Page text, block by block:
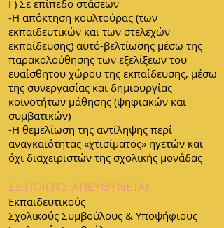
Γ) Σε επίπεδο στάσεων
-Η απόκτηση κουλτούρας (των
εκπαιδευτικών και των στελεχών
εκπαίδευσης) αυτό-βελτίωσης μέσω της
παρακολούθησης των εξελίξεων του
ευαίσθητου χώρου της εκπαίδευσης, μέσω
της συνεργασίας και δημιουργίας
κοινοτήτων μάθησης (ψηφιακών και
συμβατικών)
-Η θεμελίωση της αντίληψης περί
αναγκαιότητας «χτισίματος» ηγετών και
όχι διαχειριστών της σχολικής μονάδας
ΣΕ ΠΟΙΟΥΣ ΑΠΕΥΘΥΝΕΤΑΙ
Εκπαιδευτικούς
Σχολικούς Συμβούλους & Υποψήφιους